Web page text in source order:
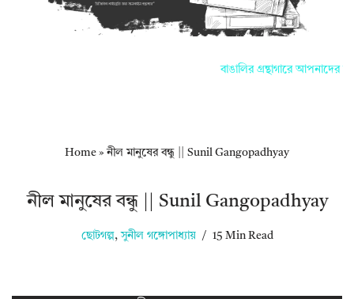
বাঙালির গ্রন্থাগারে আপনাদের সকলকে
Home »নীল মানুষের বন্ধু || Sunil Gangopadhyay
নীল মানুষের বন্ধু || Sunil Gangopadhyay
ছোটগল্প , সুনীল গঙ্গোপাধ্যায় 15 Min Read